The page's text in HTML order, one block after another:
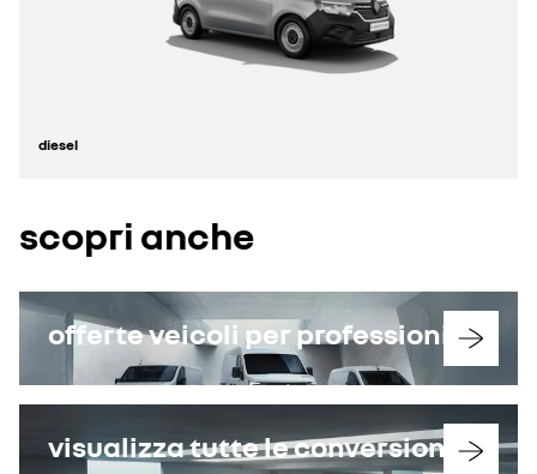
diesel
scopri anche
offerte veicoli per professionisti
visualizza tutte le conversioni